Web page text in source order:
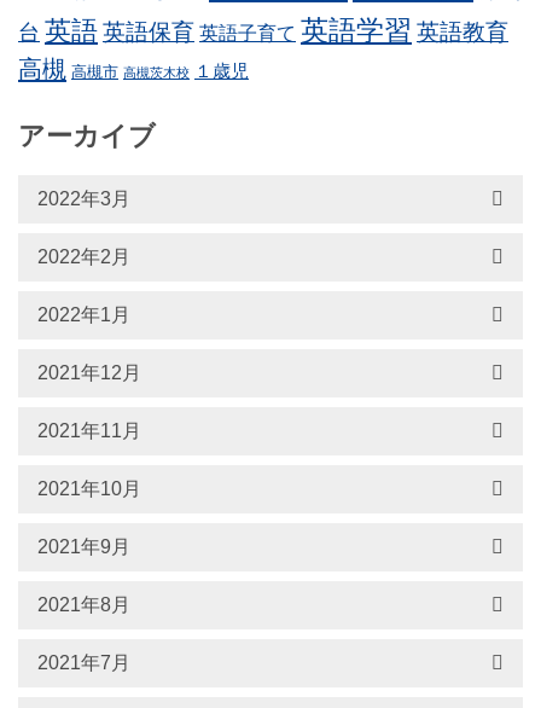
台 英語英語保育 英語子育て 英語学習 英語教育
高槻 高槻市 高槻茨木校 １歳児
アーカイブ
2022年3月
2022年2月
2022年1月
2021年12月
2021年11月
2021年10月
2021年9月
2021年8月
2021年7月